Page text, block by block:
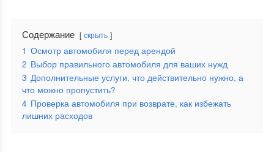
Содержание скрыть
1 Осмотр автомобиля перед арендой
2 Выбор правильного автомобиля для ваших нужд
3 Дополнительные услуги, что действительно нужно, а
что можно пропустить?
4 Проверка автомобиля при возврате, как избежать
лишних расходов